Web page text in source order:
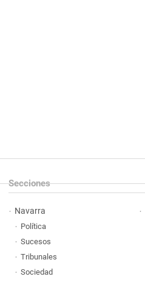
Secciones
Navarra
Política
Sucesos
Tribunales
Sociedad